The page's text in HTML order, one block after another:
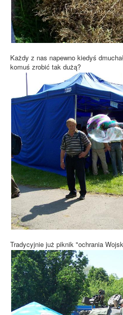
Każdy z nas napewno kiedyś
komuś zrobić tak dużą?
Tradycyjnie już piknik "ochrania